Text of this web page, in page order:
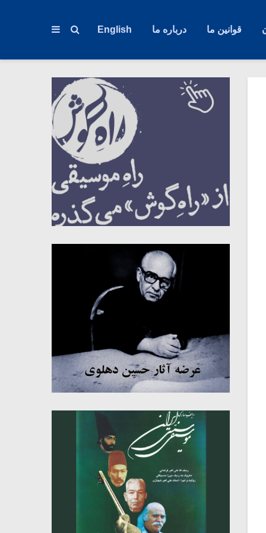
قوانین ما درباره ما English
میکلوش روژا